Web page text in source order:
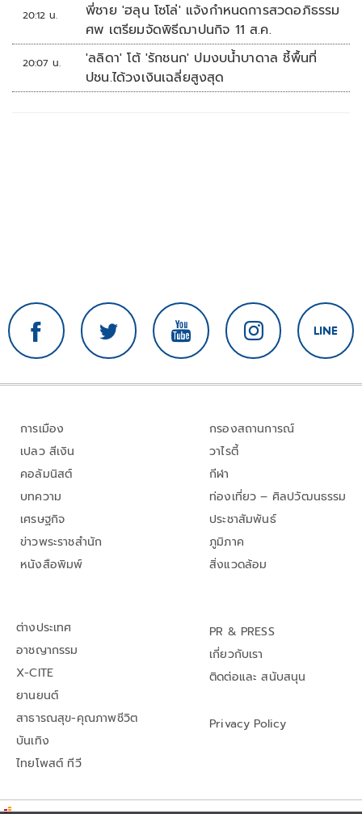
20:12 น.
พี่ชาย 'ฮลุน โซโล่' แจ้งกำหนดการสวดอภิธรรม
ศพ เตรียมจัดพิธีฌาปนกิจ 11 ส.ค.
20:07 น.
'ลลิดา' โต้ 'รักชนก' ปมงบน้ำบาดาล ชี้พื้นที่
ปชน.ได้วงเงินเฉลี่ยสูงสุด
การเมือง
เปลว สีเงิน
คอลัมนิสต์
บทความ
เศรษฐกิจ
ข่าวพระราชสำนัก
หนังสือพิมพ์
กรองสถานการณ์
วาไรตี้
กีฬา
ท่องเที่ยว – ศิลปวัฒนธรรม
ประชาสัมพันธ์
ภูมิภาค
สิ่งแวดล้อม
ต่างประเทศ
อาชญากรรม
X-CITE
ยานยนต์
สาธารณสุข-คุณภาพชีวิต
บันเทิง
ไทยโพสต์ ทีวี
PR & PRESS
เกี่ยวกับเรา
ติดต่อและ สนับสนุน
Privacy Policy